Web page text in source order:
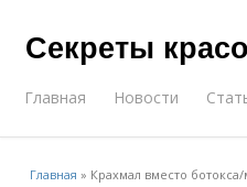
Секреты
Главная Новости
Главная » Крахмал вместо ботокса/